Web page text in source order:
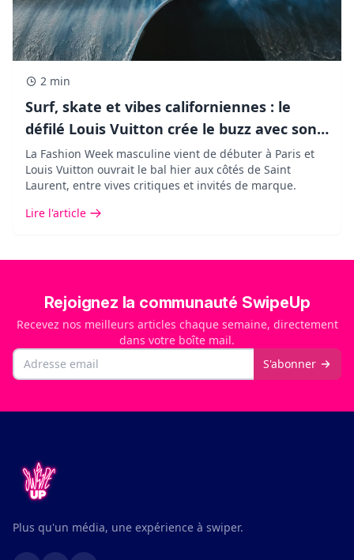
2 min
Surf, skate et vibes californiennes : le
défilé Louis Vuitton crée le buzz avec son
décor XXL !
La Fashion Week masculine vient de débuter à Paris et
Louis Vuitton ouvrait le bal hier aux côtés de Saint
Laurent, entre vives critiques et invités de marque.
Lire l'article
Rejoignez la communauté SwipeUp
Recevez nos meilleurs articles chaque semaine, directement
dans votre boîte mail.
Email S'abonner
Plus qu'un média, une expérience à swiper.